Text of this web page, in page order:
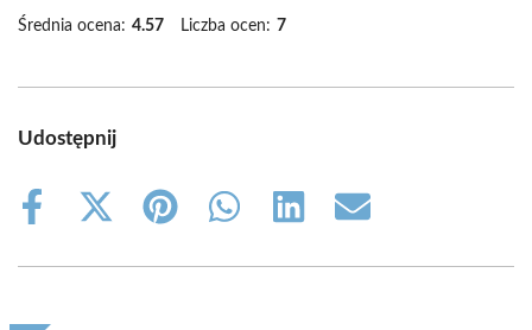
Średnia ocena: 4.57 Liczba ocen: 7
Udostępnij
Share
Share
(Twitter)
Share
Share
Share
Share